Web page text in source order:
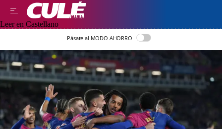
Leer en Castellano
Pásate al MODO AHORRO